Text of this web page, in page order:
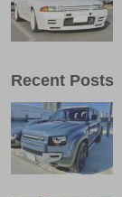
Recent Posts